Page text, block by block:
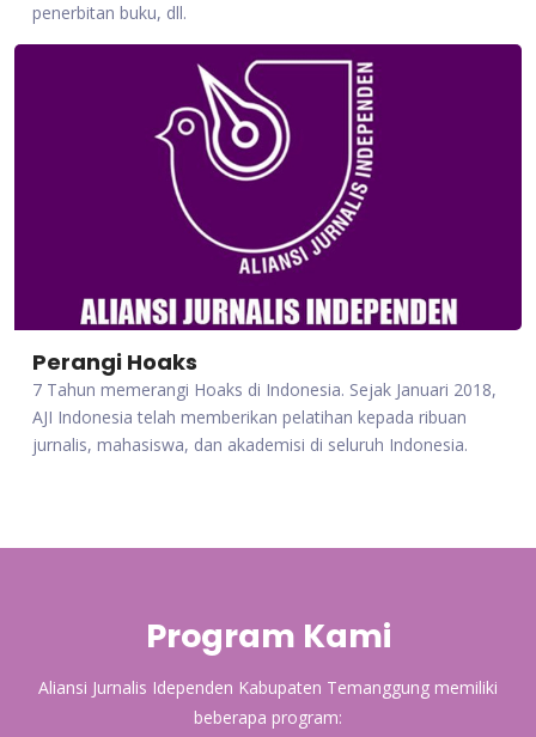
penerbitan buku, dll.
Perangi Hoaks
7 Tahun memerangi Hoaks di Indonesia. Sejak Januari 2018,
AJI Indonesia telah memberikan pelatihan kepada ribuan
jurnalis, mahasiswa, dan akademisi di seluruh Indonesia.
Program Kami
Aliansi Jurnalis Idependen Kabupaten Temanggung memiliki
beberapa program: